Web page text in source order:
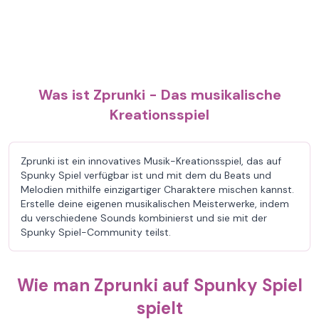
Was ist Zprunki - Das musikalische
Kreationsspiel
Zprunki ist ein innovatives Musik-Kreationsspiel, das auf
Spunky Spiel verfügbar ist und mit dem du Beats und
Melodien mithilfe einzigartiger Charaktere mischen kannst.
Erstelle deine eigenen musikalischen Meisterwerke, indem
du verschiedene Sounds kombinierst und sie mit der
Spunky Spiel-Community teilst.
Wie man Zprunki auf Spunky Spiel
spielt